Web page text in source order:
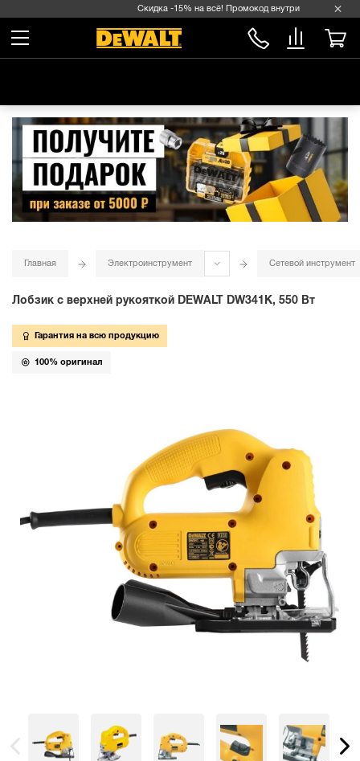
Скидка -15% на всё! Промокод внутри →
Главная Электроинструмент Сетевой инструмент
Лобзик с верхней рукояткой DEWALT DW341K, 550 Вт
Гарантия на всю продукцию
100% оригинал